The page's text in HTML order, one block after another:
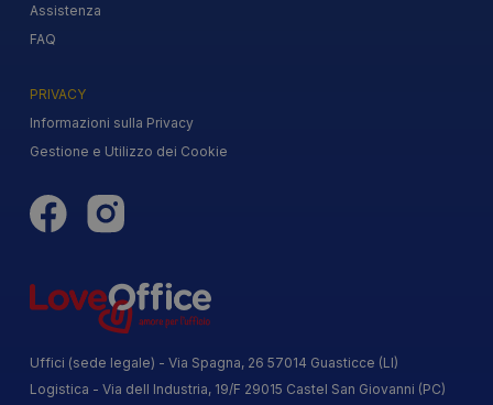
Assistenza
FAQ
PRIVACY
Informazioni sulla Privacy
Gestione e Utilizzo dei Cookie
Uffici (sede legale) - Via Spagna, 26 57014 Guasticce (LI)
Logistica - Via dell Industria, 19/F 29015 Castel San Giovanni (PC)